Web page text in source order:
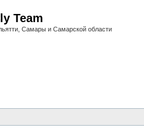
Team
Самары и Самарской области